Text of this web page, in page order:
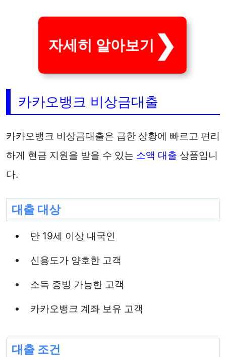
자세히 알아보기
카카오뱅크 비상금대출
카카오뱅크 비상금대출은 급한 상황에 빠르고 편리
하게 현금 지원을 받을 수 있는 소액 대출 상품입니
다.
대출 대상
만 19세 이상 내국인
신용도가 양호한 고객
소득 증빙 가능한 고객
카카오뱅크 계좌 보유 고객
대출 조건